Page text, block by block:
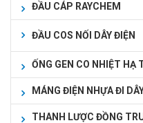
ĐẦU CÁP RAYCHEM
ĐẦU COS NỐI DÂY ĐIỆN
ỐNG GEN CO NHIỆT HẠ
MÁNG ĐIỆN NHỰA ĐI
THANH LƯỢC ĐỒNG